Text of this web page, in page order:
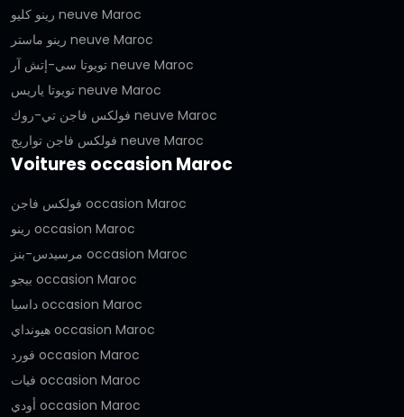
رينو كليو neuve Maroc
رينو ماستر neuve Maroc
تويوتا سي-إتش آر neuve Maroc
تويوتا ياريس neuve Maroc
فولكس فاجن تي-روك neuve Maroc
فولكس فاجن تواريج neuve Maroc
Voitures occasion Maroc
فولكس فاجن occasion Maroc
رينو occasion Maroc
مرسيدس-بنز occasion Maroc
بيجو occasion Maroc
داسيا occasion Maroc
هيونداي occasion Maroc
فورد occasion Maroc
فيات occasion Maroc
أودي occasion Maroc